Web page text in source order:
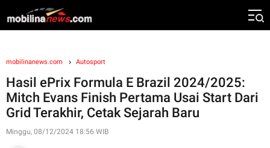
mobilinanews.com Autosport
Hasil ePrix Formula E Brazil 2024/2025:
Mitch Evans Finish Pertama Usai Start Dari
Grid Terakhir, Cetak Sejarah Baru
Minggu, 08/12/2024 18:56 WIB